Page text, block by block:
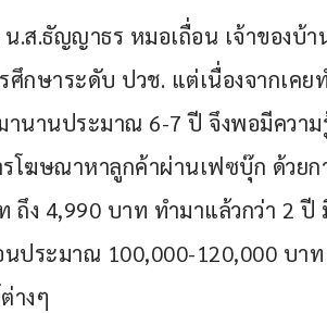
.ส.ธัญญาธร หมอเถื่อน เจ้าของบ้
ศึกษาระดับ ปวช. แต่เนื่องจากเค
านานประมาณ 6-7 ปี จึงพอมีความ
โฆษณาหาลูกค้าผ่านเฟซบุ๊ก ด้วย
ถึง 4,990 บาท ทำมาแล้วกว่า 2
ประมาณ 100,000-120,000 บา
างๆ